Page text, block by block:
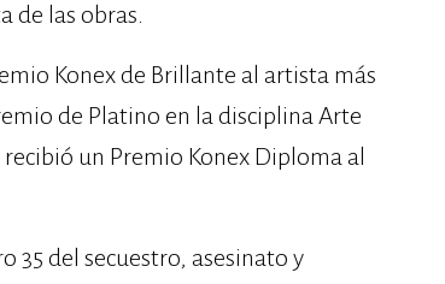
de las obras.
Konex de Brillante al artista más
de Platino en la disciplina Arte
un Premio Konex Diploma al
35 del secuestro, asesinato y